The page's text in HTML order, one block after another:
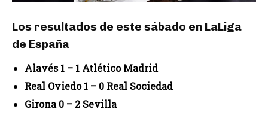
Los resultados de este sábado en LaLiga
de España
Alavés 1 – 1 Atlético Madrid
Real Oviedo 1 – 0 Real Sociedad
Girona 0 – 2 Sevilla